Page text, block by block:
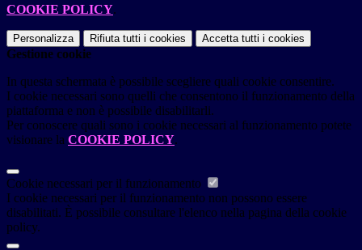
COOKIE POLICY.
Personalizza Rifiuta tutti i cookies Accetta tutti i cookies
Gestione cookie
In questa schermata è possibile scegliere quali cookie consentire.
I cookie necessari sono quelli che consentono il funzionamento della
piattaforma e non è possibile disabilitarli.
Per conoscere quali sono i cookie necessari al funzionamento potete
visionare la COOKIE POLICY.
Cookie necessari per il funzionamento
I cookie necessari per il funzionamento non possono essere
disabilitati. È possibile consultare l'elenco nella pagina della cookie
policy.